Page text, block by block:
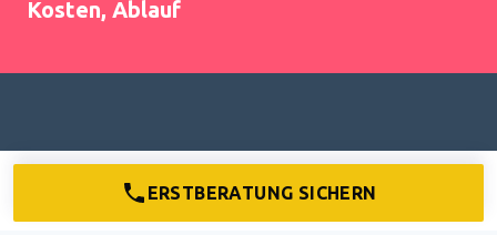
Kosten, Ablauf
Jetzt weiterstöbern im Ratgeber!
ERSTBERATUNG SICHERN